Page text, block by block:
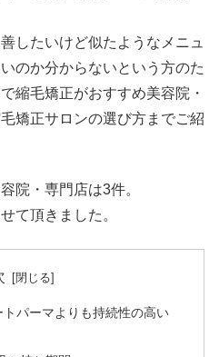
したいけど似たようなメニュ
のか分からないという方のた
縮毛矯正がおすすめ美容院・
矯正サロンの選び方までご紹
院・専門店は3件。
て頂きました。
パーマよりも持続性の高い